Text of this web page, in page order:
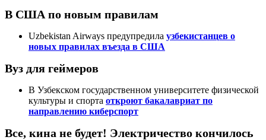
В США по новым правилам
Uzbekistan Airways предупредила узбекистанцев о
новых правилах въезда в США
Вуз для геймеров
В Узбекском государственном университете физической
культуры и спорта откроют бакалавриат по
направлению киберспорт
Все, кина не будет! Электричество кончилось